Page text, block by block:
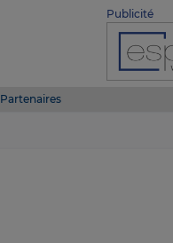
Publicité
Partenaires